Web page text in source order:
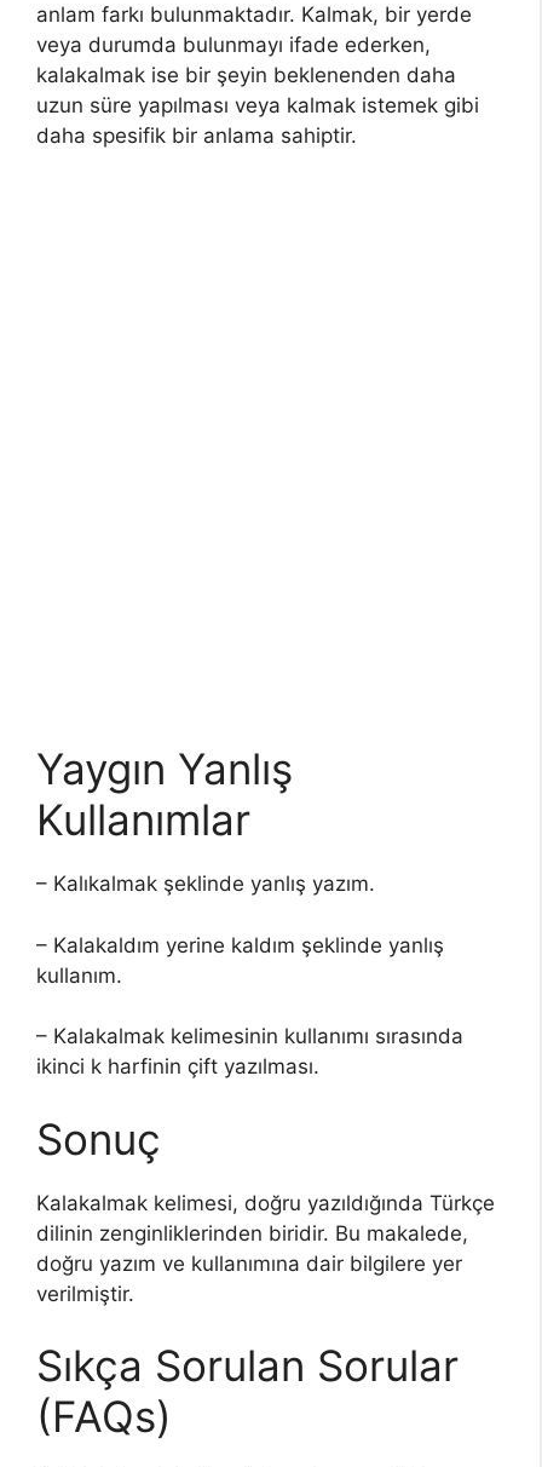
anlam farkı bulunmaktadır. Kalmak, bir yerde
veya durumda bulunmayı ifade ederken,
kalakalmak ise bir şeyin beklenenden daha
uzun süre yapılması veya kalmak istemek gibi
daha spesifik bir anlama sahiptir.
Yaygın Yanlış
Kullanımlar
– Kalıkalmak şeklinde yanlış yazım.
– Kalakaldım yerine kaldım şeklinde yanlış
kullanım.
– Kalakalmak kelimesinin kullanımı sırasında
ikinci k harfinin çift yazılması.
Sonuç
Kalakalmak kelimesi, doğru yazıldığında Türkçe
dilinin zenginliklerinden biridir. Bu makalede,
doğru yazım ve kullanımına dair bilgilere yer
verilmiştir.
Sıkça Sorulan Sorular
(FAQs)